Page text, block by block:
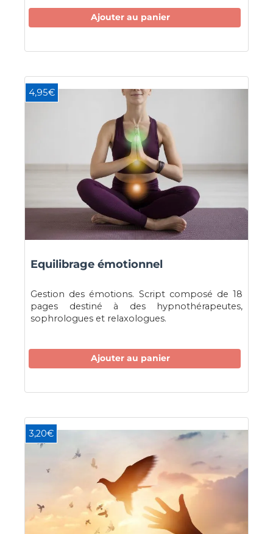
Ajouter au panier
4,95€
Equilibrage émotionnel
Gestion des émotions. Script composé de 18
pages destiné à des hypnothérapeutes,
sophrologues et relaxologues.
Ajouter au panier
3,20€